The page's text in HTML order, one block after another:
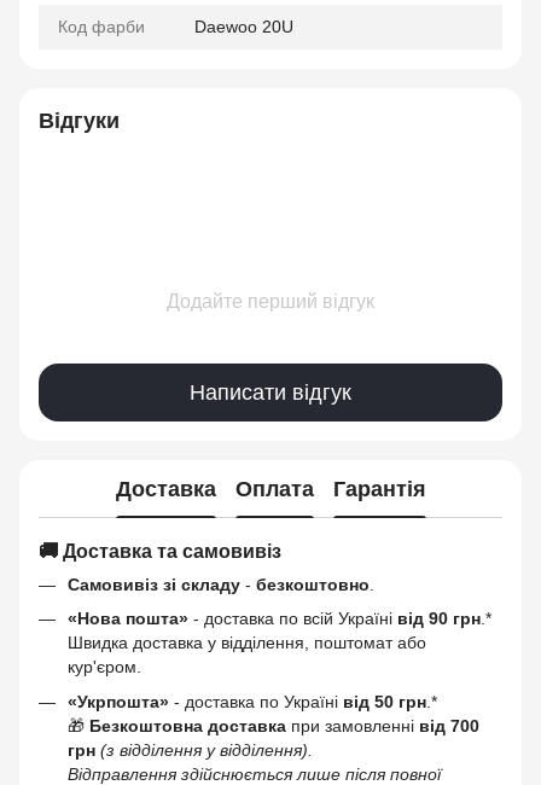
Код фарби Daewoo 20U
Відгуки
Додайте перший відгук
Написати відгук
Доставка Оплата Гарантія
🚚 Доставка та самовивіз
Самовивіз зі складу - безкоштовно
«Нова пошта» - доставка по всій Україні від 90 грн.*
Швидка доставка у відділення, поштомат або
кур'єром.
«Укрпошта» - доставка по Україні від 50 грн .*
🎁 Безкоштовна доставка при замовленні від 700
грн (з відділення у відділення).
Відправлення здійснюється лише після повної